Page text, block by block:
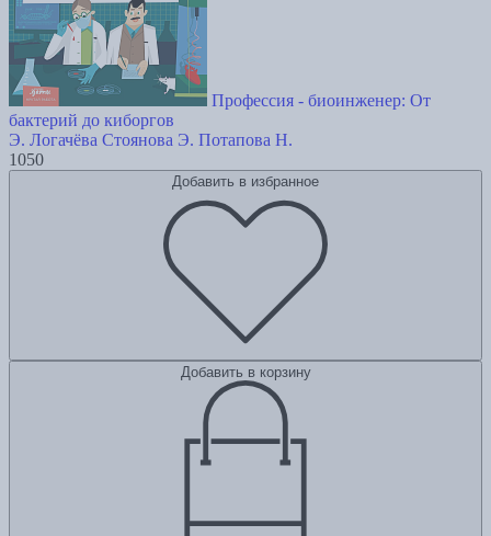
Профессия - биоинженер: От
бактерий до киборгов
Э. Логачёва Стоянова Э. Потапова Н.
1050
Добавить в избранное
Добавить в корзину